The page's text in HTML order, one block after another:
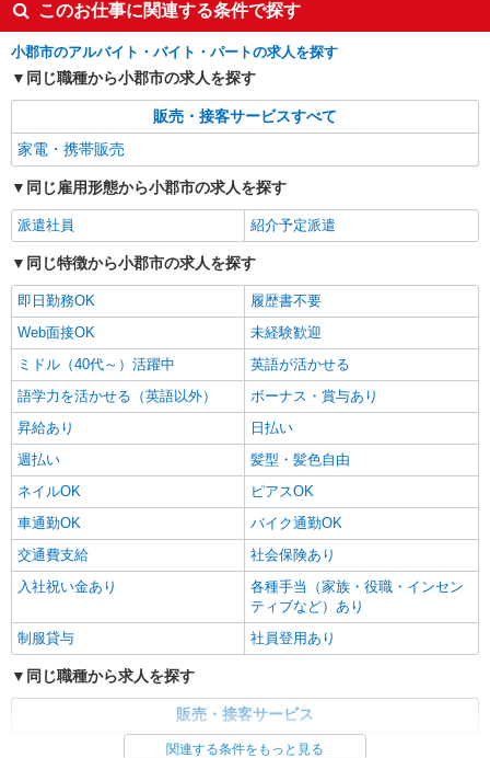
このお仕事に関連する条件で探す
小郡市のアルバイト・バイト・パートの求人を探す
同じ職種から小郡市の求人を探す
販売・接客サービスすべて
家電・携帯販売
同じ雇用形態から小郡市の求人を探す
派遣社員 紹介予定派遣
同じ特徴から小郡市の求人を探す
即日勤務OK
履歴書不要
Web面接OK
未経験歓迎
ミドル（40代～）活躍中
英語が活かせる
語学力を活かせる（英語以外）
ボーナス・賞与あり
昇給あり
日払い
週払い
髪型・髪色自由
ネイルOK
ピアスOK
車通勤OK
バイク通勤OK
交通費支給
社会保険あり
入社祝い金あり
各種手当（家族・役職・インセン
ティブなど）あり
制服貸与
社員登用あり
同じ職種から求人を探す
販売・接客サービス
関連する条件をもっと見る